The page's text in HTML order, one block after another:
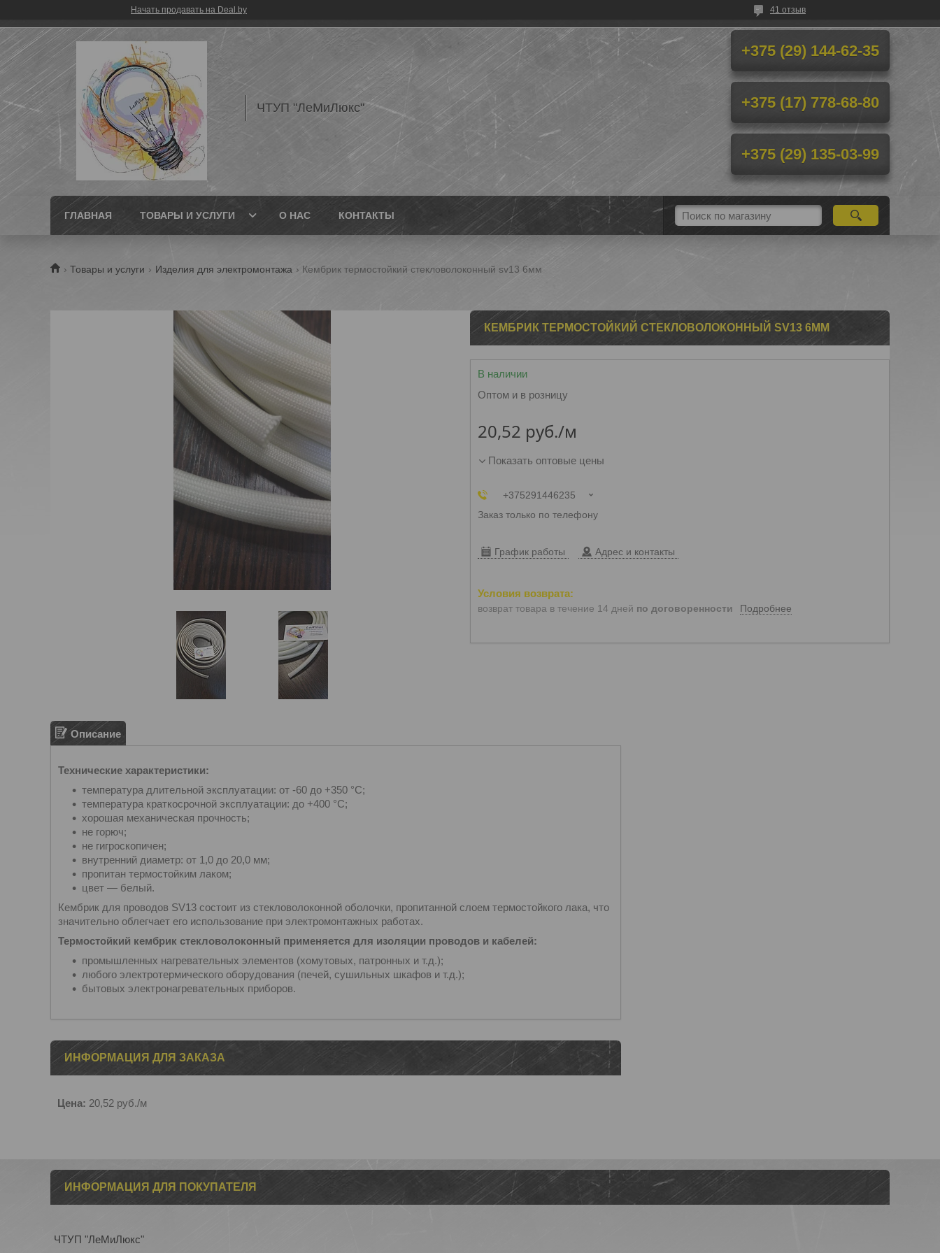
Начать продавать на Deal.by 41 отзыв
ЧТУП "ЛеМиЛюкс"
+375 (29) 144-62-35
+375 (17) 778-68-80
+375 (29) 135-03-99
ГЛАВНАЯ ТОВАРЫ И УСЛУГИ О НАС КОНТАКТЫ
Товары и услуги Изделия для электромонтажа Кембрик термостойкий стекловолоконный sv13 6мм
КЕМБРИК ТЕРМОСТОЙКИЙ СТЕКЛОВОЛОКОННЫЙ SV13 6ММ
В наличии
Оптом и в розницу
20,52 руб./м
Показать оптовые цены
+375291446235
Заказ только по телефону
График работы Адрес и контакты
возврат товара в течение 14 дней по договоренности Подробнее
Описание
Технические характеристики:
температура длительной эксплуатации: от -60 до +350 °C;
температура краткосрочной эксплуатации: до +400 °C;
хорошая механическая прочность;
не горюч;
не гигроскопичен;
внутренний диаметр: от 1,0 до 20,0 мм;
пропитан термостойким лаком;
цвет — белый.
Кембрик для проводов SV13 состоит из стекловолоконной оболочки, пропитанной слоем термостойкого лака, что
значительно облегчает его использование при электромонтажных работах.
Термостойкий кембрик стекловолоконный применяется для изоляции проводов и кабелей:
промышленных нагревательных элементов (хомутовых, патронных и т.д.);
любого электротермического оборудования (печей, сушильных шкафов и т.д.);
бытовых электронагревательных приборов.
ИНФОРМАЦИЯ ДЛЯ ЗАКАЗА
Цена: 20,52 руб./м
ИНФОРМАЦИЯ ДЛЯ ПОКУПАТЕЛЯ
ЧТУП "ЛеМиЛюкс"